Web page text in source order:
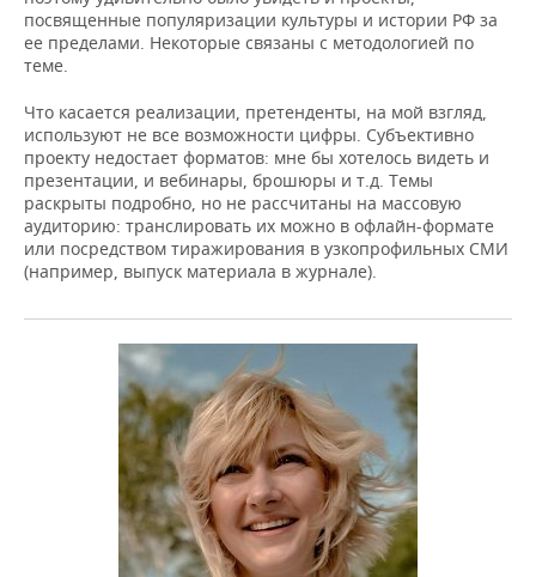
посвященные популяризации культуры и истории РФ за
ее пределами. Некоторые связаны с методологией по
теме.
Что касается реализации, претенденты, на мой взгляд,
используют не все возможности цифры. Субъективно
проекту недостает форматов: мне бы хотелось видеть и
презентации, и вебинары, брошюры и т.д. Темы
раскрыты подробно, но не рассчитаны на массовую
аудиторию: транслировать их можно в офлайн-формате
или посредством тиражирования в узкопрофильных СМИ
(например, выпуск материала в журнале).